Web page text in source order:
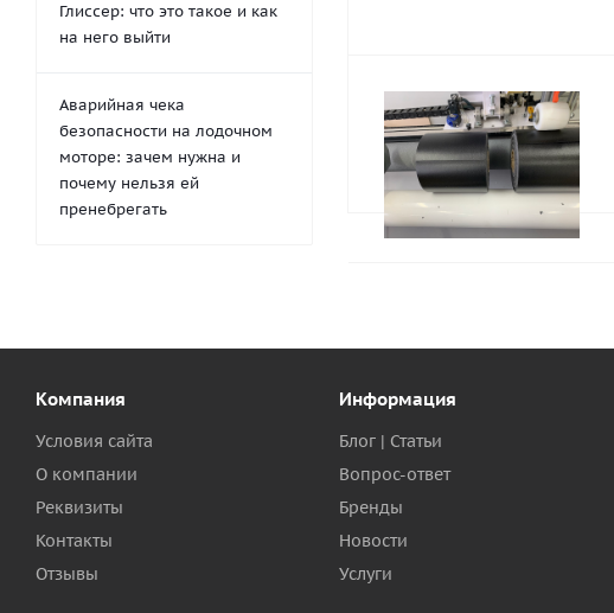
Глиссер: что это такое и как
на него выйти
Аварийная чека
безопасности на лодочном
моторе: зачем нужна и
почему нельзя ей
пренебрегать
Компания
Условия сайта
О компании
Реквизиты
Контакты
Отзывы
Информация
Блог | Статьи
Вопрос-ответ
Бренды
Новости
Услуги